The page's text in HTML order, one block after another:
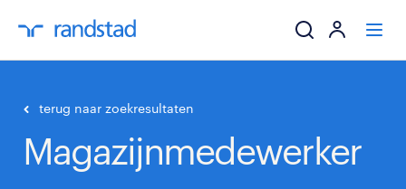
werkgevers
terug naar zoekresultaten
Magazijnmedewerker